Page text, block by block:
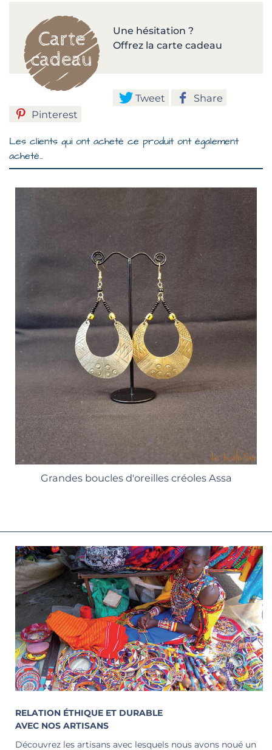
Une hésitation ?
Offrez la carte cadeau
Tweet
Share
Pinterest
Les clients qui ont acheté ce produit ont également
acheté...
Grandes boucles d'oreilles créoles Assa
RELATION ÉTHIQUE ET DURABLE
AVEC NOS ARTISANS
Découvrez les artisans avec lesquels nous avons noué un